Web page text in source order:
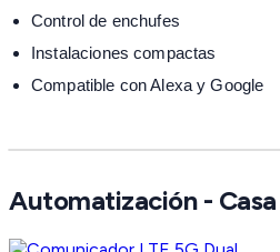
Control de enchufes
Instalaciones compactas
Compatible con Alexa y Google
Automatización -